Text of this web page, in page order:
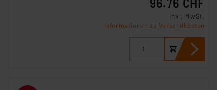
erteilte Zustimmung können Sie jederzeit unter dem
Link „Cookie Einstellungen“ anpassen oder widerrufen.
Die Rechtmäßigkeit der Speicherung, Abrufung und
Weiterverarbeitung dieser Daten zur Auswertung und
Analyse bis zum Zeitpunkt des Widerrufs bleibt hiervon
96.76 CHF
inkl. MwSt.
Informationen zu Versandkosten